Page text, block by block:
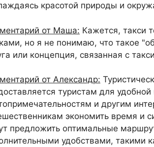
красотой природы и
от Маша: Кажется, такси
но я не понимаю, что такое
или концепция, связанная с
от Александр:
туристам для
и другим
экономить время и
предложить оптимальные
удобствами, такими